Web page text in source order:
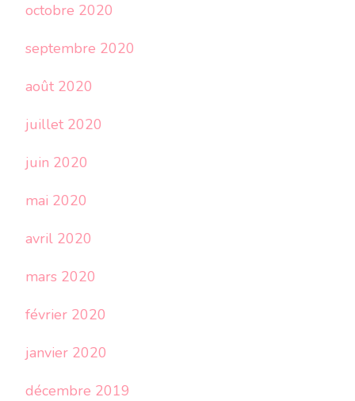
octobre 2020
septembre 2020
août 2020
juillet 2020
juin 2020
mai 2020
avril 2020
mars 2020
février 2020
janvier 2020
décembre 2019